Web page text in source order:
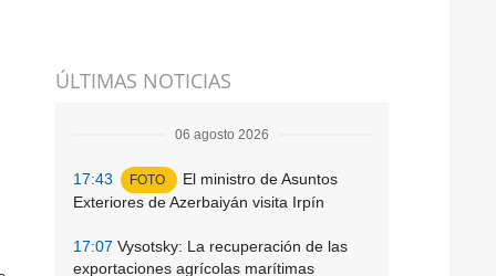
Suscripción
ÚLTIMAS NOTICIAS
06 agosto 2026
17:43 FOTO
El ministro de Asuntos
Exteriores de Azerbaiyán visita Irpín
17:07 Vysotsky: La recuperación de las
exportaciones agrícolas marítimas